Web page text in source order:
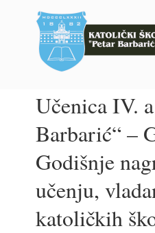
Učenica IV.
Barbarić“ –
Godišnje
učenju,
katoličkih